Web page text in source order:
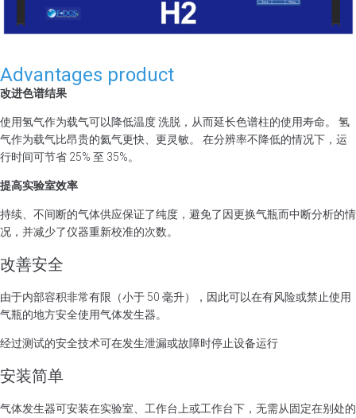
Advantages product
改进色谱结果
使用氢气作为载气可以降低温度洗脱，从而延长色谱柱的使用寿命。
氢
气作为载气比昂贵的氦气更快、更灵敏。 在分辨率不降低的情况下，运
行时间可节省 25% 至 35%。
提高实验室效率
持续、不间断的气体供应保证了纯度，避免了因更换气瓶而中断分析的情
况，并减少了仪器重新校准的次数。
改善安全
由于内部容积非常有限（小于 50 毫升），因此可以在有风险或禁止使用
气瓶的地方安全使用气体发生器。
经过测试的安全技术可在发生泄漏或故障时停止设备运行
安装简单
气体发生器可安装在实验室、工作台上或工作台下，无需从固定在别处的